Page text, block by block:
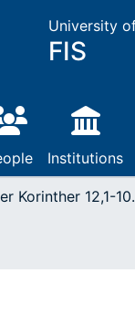
University
FIS
Institutions
Zweiter